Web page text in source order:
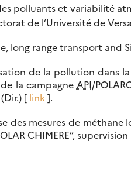
polluants et variabilité
de l’Université de
long range transport and
de la pollution dans
la campagne API/
[ link ].
des mesures de
CHIMERE”, supervision